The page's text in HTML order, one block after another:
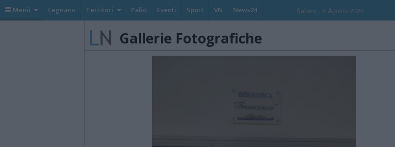
Menù Legnano Territori Palio Eventi Sport VN News24 Sabato , 8 Agosto 2026
Gallerie Fotografiche